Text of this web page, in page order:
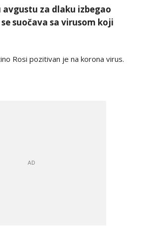
za dlaku izbegao
suočava sa virusom koji
Rosi pozitivan je na korona virus.